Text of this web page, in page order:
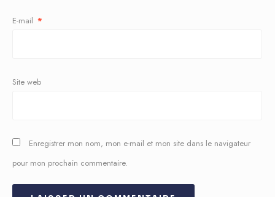
E-mail *
Site web
Enregistrer mon nom, mon e-mail et mon site dans le navigateur
pour mon prochain commentaire.